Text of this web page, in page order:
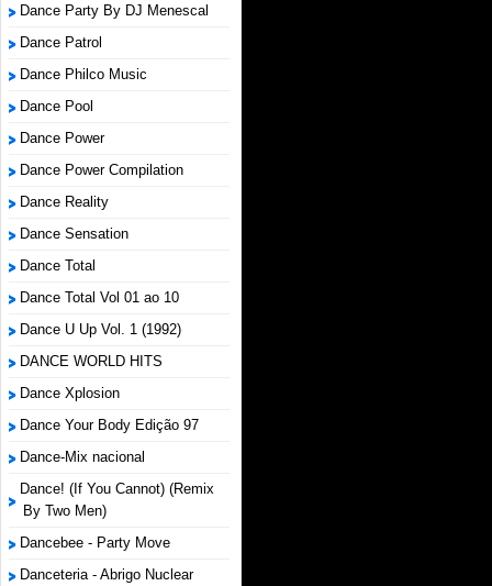
Dance Party By DJ Menescal
Dance Patrol
Dance Philco Music
Dance Pool
Dance Power
Dance Power Compilation
Dance Reality
Dance Sensation
Dance Total
Dance Total Vol 01 ao 10
Dance U Up Vol. 1 (1992)
DANCE WORLD HITS
Dance Xplosion
Dance Your Body Edição 97
Dance-Mix nacional
Dance! (If You Cannot) (Remix
By Two Men)
Dancebee - Party Move
Danceteria - Abrigo Nuclear